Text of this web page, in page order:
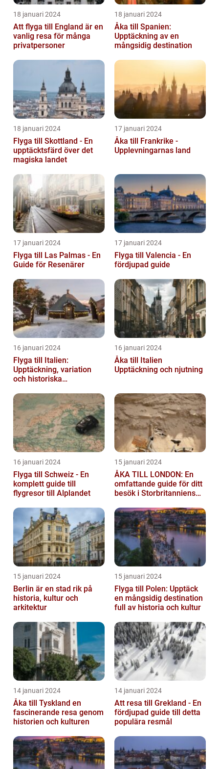
18 januari 2024
Att flyga till England är en
vanlig resa för många
privatpersoner
18 januari 2024
Åka till Spanien:
Upptäckning av en
mångsidig destination
18 januari 2024
Flyga till Skottland - En
upptäcktsfärd över det
magiska landet
17 januari 2024
Åka till Frankrike -
Upplevningarnas land
17 januari 2024
Flyga till Las Palmas - En
Guide för Resenärer
17 januari 2024
Flyga till Valencia - En
fördjupad guide
16 januari 2024
Flyga till Italien:
Upptäckning, variation
och historiska
16 januari 2024
Åka till Italien
Upptäckning och njutning
16 januari 2024
Flyga till Schweiz - En
komplett guide till
flygresor till Alplandet
15 januari 2024
ÅKA TILL LONDON: En
omfattande guide för ditt
besök i Storbritanniens
15 januari 2024
Berlin är en stad rik på
historia, kultur och
arkitektur
15 januari 2024
Flyga till Polen: Upptäck
en mångsidig destination
full av historia och kultur
14 januari 2024
Åka till Tyskland en
fascinerande resa genom
historien och kulturen
14 januari 2024
Att resa till Grekland - En
fördjupad guide till detta
populära resmål